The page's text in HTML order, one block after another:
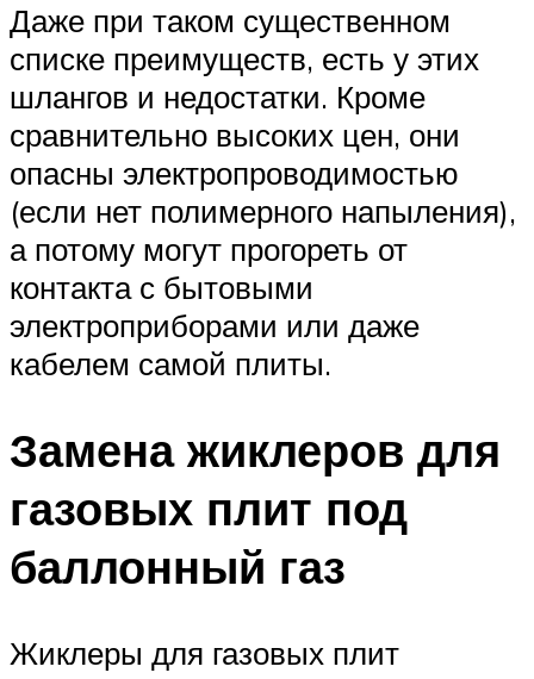
Даже при таком существенном
списке преимуществ, есть у этих
шлангов и недостатки. Кроме
сравнительно высоких цен, они
опасны электропроводимостью
(если нет полимерного напыления),
а потому могут прогореть от
контакта с бытовыми
электроприборами или даже
кабелем самой плиты.
Замена жиклеров для
газовых плит под
баллонный газ
Жиклеры для газовых плит